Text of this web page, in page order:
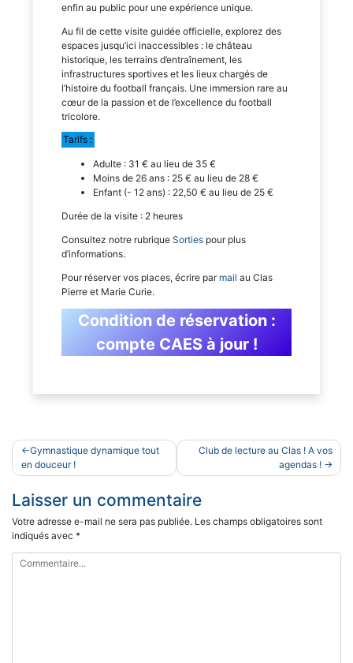
enfin au public pour une expérience unique.
Au fil de cette visite guidée officielle, explorez des
espaces jusqu’ici inaccessibles : le château
historique, les terrains d’entraînement, les
infrastructures sportives et les lieux chargés de
l’histoire du football français. Une immersion rare au
cœur de la passion et de l’excellence du football
tricolore.
Tarifs :
Adulte : 31 € au lieu de 35 €
Moins de 26 ans : 25 € au lieu de 28 €
Enfant (- 12 ans) : 22,50 € au lieu de 25 €
Durée de la visite : 2 heures
Consultez notre rubrique Sorties pour plus
d’informations.
Pour réserver vos places, écrire par mail au Clas
Pierre et Marie Curie.
Condition de réservation :
compte CAES à jour !
Navigation
de
l’article
Gymnastique dynamique tout
en douceur !
Club de lecture au Clas ! A vos
agendas !
Laisser un commentaire
Votre adresse e-mail ne sera pas publiée. Les champs obligatoires sont
indiqués avec *